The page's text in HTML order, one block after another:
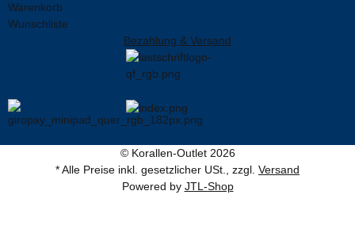
Warenkorb
Wunschliste
Bezahlung & Versand
© Korallen-Outlet 2026
* Alle Preise inkl. gesetzlicher USt., zzgl. Versand
Powered by JTL-Shop